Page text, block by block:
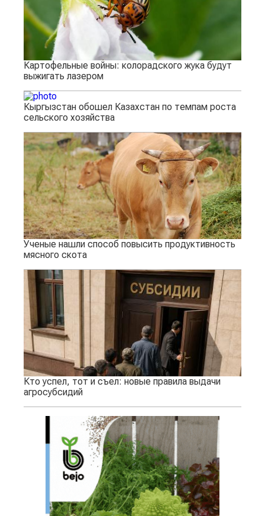
Картофельные войны: колорадского жука будут
выжигать лазером
Кыргызстан обошел Казахстан по темпам роста
сельского хозяйства
Ученые нашли способ повысить продуктивность
мясного скота
Кто успел, тот и съел: новые правила выдачи
агросубсидий